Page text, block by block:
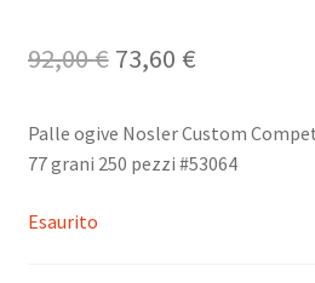
92,00€ Il
originale
73,60 €Il
attuale
Palle ogive Nosler Custom
77 grani 250 pezzi #53064
Esaurito